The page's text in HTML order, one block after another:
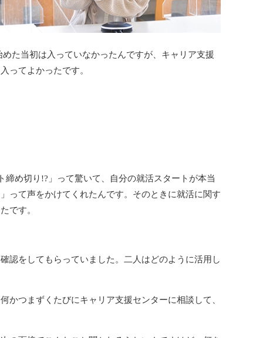
た当初は入っていなかったんですが、キャリア支援
ってよかったです。
め切り!?」って驚いて、自分の就活スタートが本当
って声をかけてくれたんです。そのときに就活に関す
です。
をしてもらっていました。二人はどのように活用し
つまずくたびにキャリア支援センターに相談して、